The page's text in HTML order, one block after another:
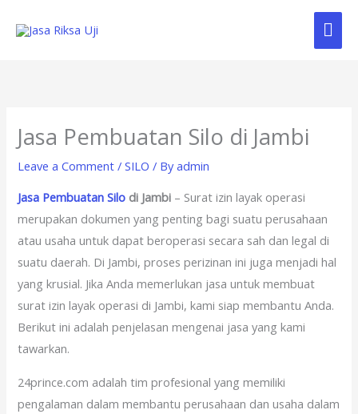
Jasa Pembuatan Silo di Jambi
Leave a Comment /SILO / Byadmin
Jasa Pembuatan Silo di Jambi – Surat izin layak operasi
merupakan dokumen yang penting bagi suatu perusahaan
atau usaha untuk dapat beroperasi secara sah dan legal di
suatu daerah. Di Jambi, proses perizinan ini juga menjadi hal
yang krusial. Jika Anda memerlukan jasa untuk membuat
surat izin layak operasi di Jambi, kami siap membantu Anda.
Berikut ini adalah penjelasan mengenai jasa yang kami
tawarkan.
24prince.com adalah tim profesional yang memiliki
pengalaman dalam membantu perusahaan dan usaha dalam